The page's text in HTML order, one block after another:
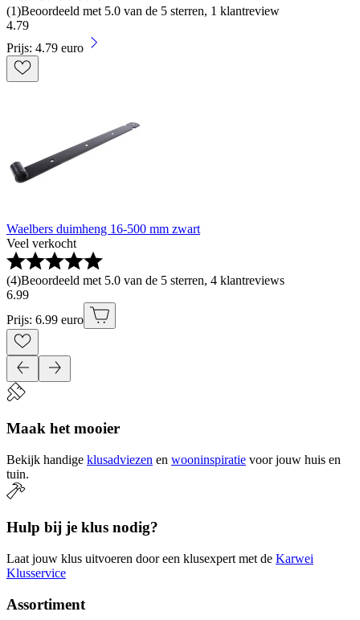
(1)Beoordeeld met 5.0 van de 5 sterren, 1 klantreview
4.79
Prijs: 4.79 euro
Waelbers duimheng 16-500 mm zwart
Veel verkocht
(4)Beoordeeld met 5.0 van de 5 sterren, 4 klantreviews
6.99
Prijs: 6.99 euro
Maak het mooier
Bekijk handige klusadviezen en wooninspiratie voor jouw huis en
tuin.
Hulp bij je klus nodig?
Laat jouw klus uitvoeren door een klusexpert met de Karwei
Klusservice
Assortiment